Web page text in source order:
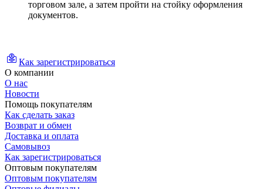
торговом зале, а затем пройти на стойку оформления
документов.
Как зарегистрироваться
О компании
О нас
Новости
Помощь покупателям
Как сделать заказ
Возврат и обмен
Доставка и оплата
Самовывоз
Как зарегистрироваться
Оптовым покупателям
Оптовым покупателям